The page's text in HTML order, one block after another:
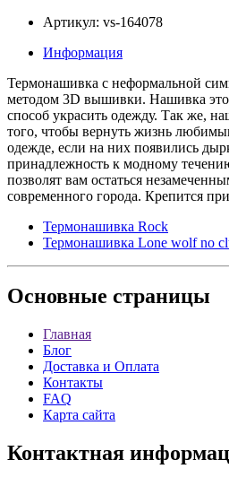
Артикул: vs-164078
Информация
Термонашивка с неформальной
методом 3D вышивки. Нашивка
способ украсить одежду. Так же,
того, чтобы вернуть жизнь
одежде, если на них появились
принадлежность к модному
позволят вам остаться
современного города. Крепится
Термонашивка Rock
Термонашивка Lone wolf no
Основные страницы
Главная
Блог
Доставка и Оплата
Контакты
FAQ
Карта сайта
Контактная